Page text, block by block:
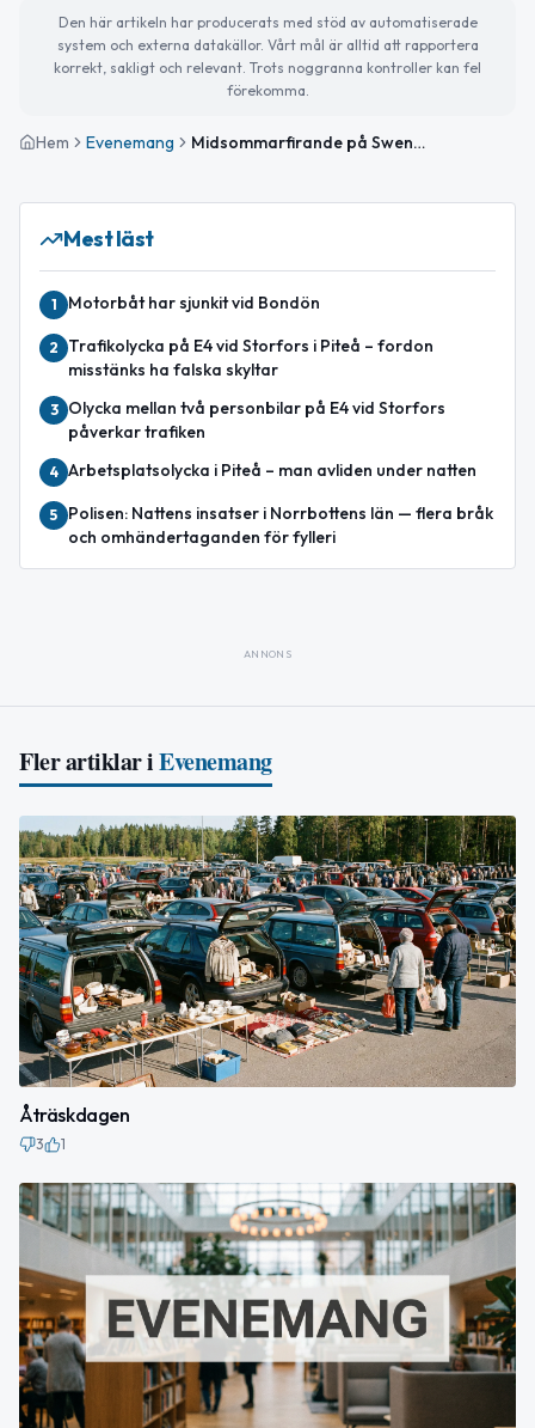
Den här artikeln har producerats med stöd av automatiserade
system och externa datakällor. Vårt mål är alltid att rapportera
korrekt, sakligt och relevant. Trots noggranna kontroller kan fel
förekomma.
Hem Evenemang Midsommarfirande på Swensbylijda
Mest läst
1 Motorbåt har sjunkit vid Bondön
2
Trafikolycka på E4 vid Storfors i Piteå – fordon
misstänks ha falska skyltar
3
Olycka mellan två personbilar på E4 vid Storfors
påverkar trafiken
4 Arbetsplatsolycka i Piteå – man avliden under natten
5
Polisen: Nattens insatser i Norrbottens län — flera bråk
och omhändertaganden för fylleri
ANNONS
Fler artiklar iEvenemang
Åträskdagen
3 1